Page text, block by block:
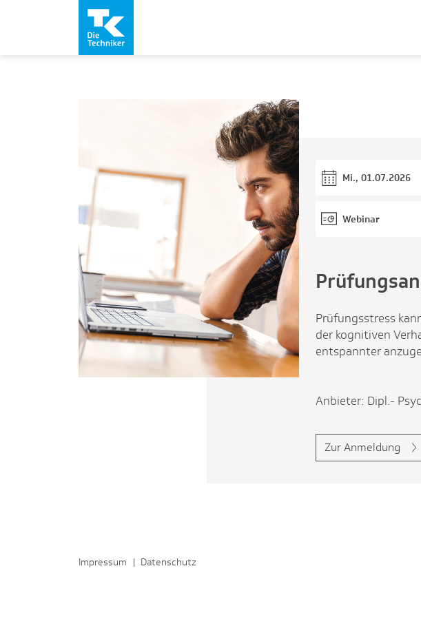
Mi., 01.07.2026
Webinar
Prüfungsstress
der kognitiven
entspannter
Anbieter: Dipl.-
Zur Anmeldung
Impressum | Datenschutz